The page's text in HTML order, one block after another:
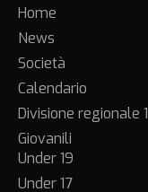
Home
News
Società
Calendario
Divisione regionale 1
Giovanili
Under 19
Under 17